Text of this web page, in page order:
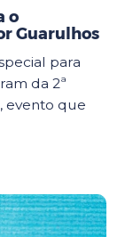
o
Guarulhos
para
da 2ª
evento que